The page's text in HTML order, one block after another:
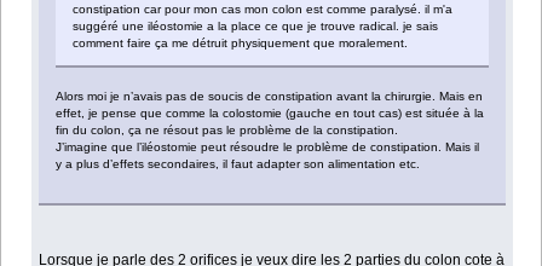
constipation car pour mon cas mon colon est comme paralysé. il m'a
suggéré une iléostomie a la place ce que je trouve radical. je sais
comment faire ça me détruit physiquement que moralement.
Alors moi je n’avais pas de soucis de constipation avant la chirurgie. Mais en
effet, je pense que comme la colostomie (gauche en tout cas) est située à la
fin du colon, ça ne résout pas le problème de la constipation.
J’imagine que l’iléostomie peut résoudre le problème de constipation. Mais il
y a plus d’effets secondaires, il faut adapter son alimentation etc.
Lorsque je parle des 2 orifices je veux dire les 2 parties du colon cote à